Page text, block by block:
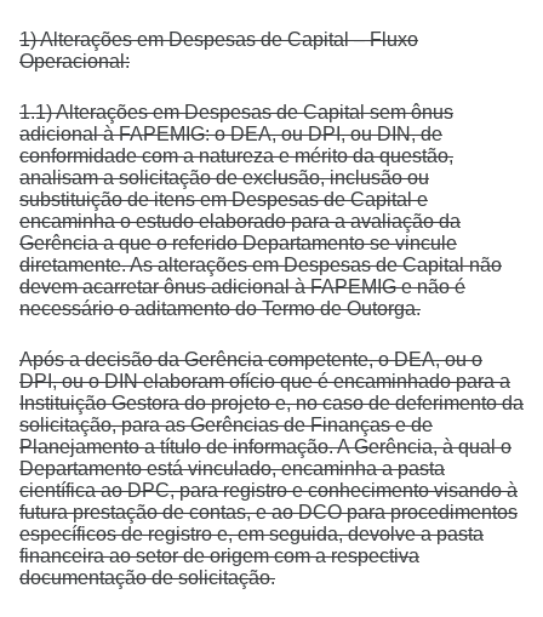
1) Alterações em Despesas de Capital – Fluxo
Operacional:
1.1) Alterações em Despesas de Capital sem ônus
adicional à FAPEMIG: o DEA, ou DPI, ou DIN, de
conformidade com a natureza e mérito da questão,
analisam a solicitação de exclusão, inclusão ou
substituição de itens em Despesas de Capital e
encaminha o estudo elaborado para a avaliação da
Gerência a que o referido Departamento se vincule
diretamente. As alterações em Despesas de Capital não
devem acarretar ônus adicional à FAPEMIG e não é
necessário o aditamento do Termo de Outorga.
Após a decisão da Gerência competente, o DEA, ou o
DPI, ou o DIN elaboram ofício que é encaminhado para a
Instituição Gestora do projeto e, no caso de deferimento da
solicitação, para as Gerências de Finanças e de
Planejamento a título de informação. A Gerência, à qual o
Departamento está vinculado, encaminha a pasta
científica ao DPC, para registro e conhecimento visando à
futura prestação de contas, e ao DCO para procedimentos
específicos de registro e, em seguida, devolve a pasta
financeira ao setor de origem com a respectiva
documentação de solicitação.